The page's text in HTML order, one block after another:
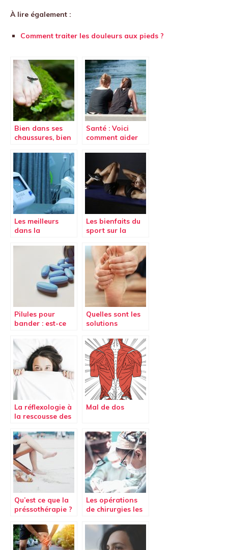
À lire également :
Comment traiter les douleurs aux pieds ?
Bien dans ses
chaussures, bien
chasser le stress
Santé : Voici
comment aider
victime de
harcèlement
sexuelle
Les meilleurs
dans la
Les bienfaits du
sport sur la
Pilules pour
bander : est-ce
améliorer son
érection ?
Quelles sont les
solutions
réduire la
douleur aux
pieds ?
La réflexologie à
la rescousse des
Mal de dos
Qu’est ce que la
préssothérapie ?
Les opérations
de chirurgies les
aujourd’hui.